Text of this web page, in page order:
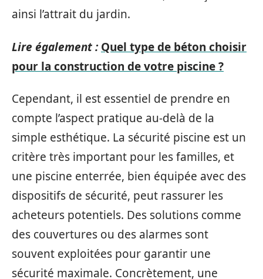
ainsi l’attrait du jardin.
Lire également : Quel type de béton choisir
pour la construction de votre piscine ?
Cependant, il est essentiel de prendre en
compte l’aspect pratique au-delà de la
simple esthétique. La sécurité piscine est un
critère très important pour les familles, et
une piscine enterrée, bien équipée avec des
dispositifs de sécurité, peut rassurer les
acheteurs potentiels. Des solutions comme
des couvertures ou des alarmes sont
souvent exploitées pour garantir une
sécurité maximale. Concrètement, une